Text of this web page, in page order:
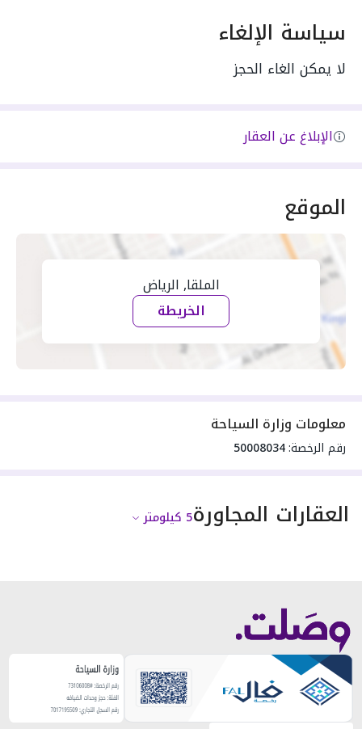
سياسة الإلغاء
لا يمكن الغاء الحجز
الإبلاغ عن العقار
الموقع
الملقا, الرياض
الخريطة
معلومات وزارة السياحة
رقم الرخصة:50008034
العقارات المجاورة5 كيلومتر